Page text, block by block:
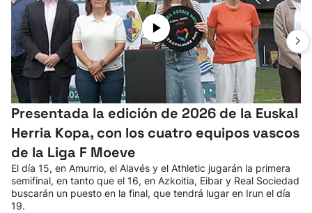
Presentada la edición de 2026 de la Euskal
Herria Kopa, con los cuatro equipos vascos
de la Liga F Moeve
El día 15, en Amurrio, el Alavés y el Athletic jugarán la primera
semifinal, en tanto que el 16, en Azkoitia, Eibar y Real Sociedad
buscarán un puesto en la final, que tendrá lugar en Irun el día
19.